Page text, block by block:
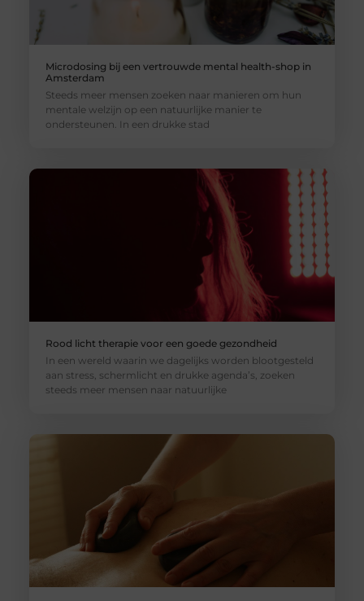
Microdosing bij een vertrouwde mental health-shop in
Amsterdam
Steeds meer mensen zoeken naar manieren om hun
mentale welzijn op een natuurlijke manier te
ondersteunen. In een drukke stad
Rood licht therapie voor een goede gezondheid
In een wereld waarin we dagelijks worden blootgesteld
aan stress, schermlicht en drukke agenda’s, zoeken
steeds meer mensen naar natuurlijke